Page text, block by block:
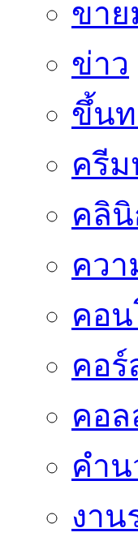
ขาย
ข่าว
ขึ้นท
ครี
คลิ
ควา
คอ
คอร์
คอล
คำ
งาน